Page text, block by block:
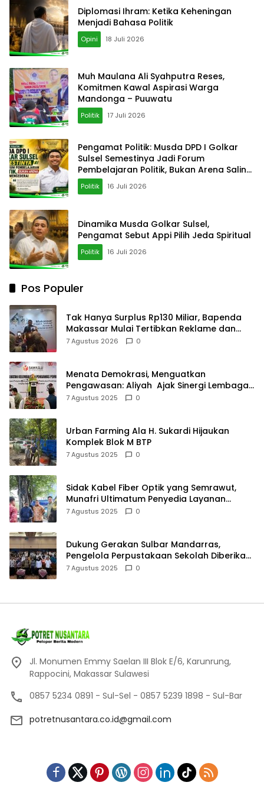
Diplomasi Ihram: Ketika Keheningan
Menjadi Bahasa Politik
Opini 18 Juli 2026
‎Muh Maulana Ali Syahputra Reses,
Komitmen Kawal Aspirasi Warga
Mandonga – Puuwatu
Politik 17 Juli 2026
Pengamat Politik: Musda DPD I Golkar
Sulsel Semestinya Jadi Forum
Pembelajaran Politik, Bukan Arena Saling
Mencederai
Politik 16 Juli 2026
Dinamika Musda Golkar Sulsel,
Pengamat Sebut Appi Pilih Jeda Spiritual
Politik 16 Juli 2026
Pos Populer
Tak Hanya Surplus Rp130 Miliar, Bapenda
Makassar Mulai Tertibkan Reklame dan
Kejar Penunggak Pajak
7 Agustus 2026 0
Menata Demokrasi, Menguatkan
Pengawasan: Aliyah Ajak Sinergi Lembaga
Pengawas Pemilu
7 Agustus 2025 0
Urban Farming Ala H. Sukardi Hijaukan
Komplek Blok M BTP
7 Agustus 2025 0
Sidak Kabel Fiber Optik yang Semrawut,
Munafri Ultimatum Penyedia Layanan
Internet Tanpa Izin
7 Agustus 2025 0
Dukung Gerakan Sulbar Mandarras,
Pengelola Perpustakaan Sekolah Diberikan
Pembekalan Khusus
7 Agustus 2025 0
Jl. Monumen Emmy Saelan III Blok E/6, Karunrung,
Rappocini, Makassar Sulawesi
0857 5234 0891 - Sul-Sel - 0857 5239 1898 - Sul-Bar
potretnusantara.co.id@gmail.com